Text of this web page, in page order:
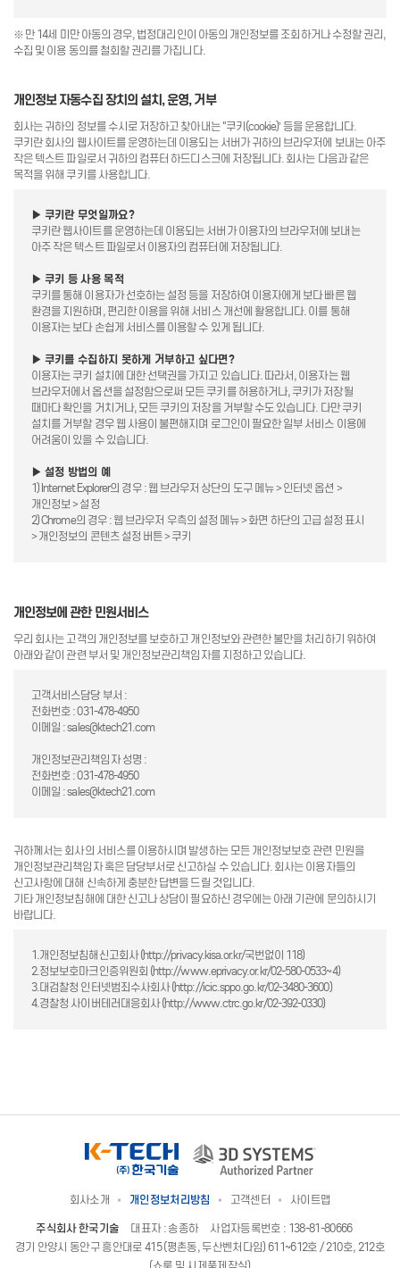
※ 만 14세 미만 아동의 경우, 법정대리인이 아동의 개인정보를 조회하거나 수정할 권리,
수집 및 이용 동의를 철회할 권리를 가집니다.
개인정보 자동수집 장치의 설치, 운영, 거부
회사는 귀하의 정보를 수시로 저장하고 찾아내는 "쿠키(cookie)’ 등을 운용합니다.
쿠키란 회사의 웹사이트를 운영하는데 이용되는 서버가 귀하의 브라우저에 보내는 아주
작은 텍스트 파일로서 귀하의 컴퓨터 하드디스크에 저장됩니다. 회사는 다음과 같은
목적을 위해 쿠키를 사용합니다.
▶ 쿠키란 무엇일까요?
쿠키란 웹사이트를 운영하는데 이용되는 서버가 이용자의 브라우저에 보내는
아주 작은 텍스트 파일로서 이용자의 컴퓨터에 저장됩니다.
▶ 쿠키 등 사용 목적
쿠키를 통해 이용자가 선호하는 설정 등을 저장하여 이용자에게 보다 빠른 웹
환경을 지원하며, 편리한 이용을 위해 서비스 개선에 활용합니다. 이를 통해
이용자는 보다 손쉽게 서비스를 이용할 수 있게 됩니다.
▶ 쿠키를 수집하지 못하게 거부하고 싶다면?
이용자는 쿠키 설치에 대한 선택권을 가지고 있습니다. 따라서, 이용자는 웹
브라우저에서 옵션을 설정함으로써 모든 쿠키를 허용하거나, 쿠키가 저장될
때마다 확인을 거치거나, 모든 쿠키의 저장을 거부할 수도 있습니다. 다만 쿠키
설치를 거부할 경우 웹 사용이 불편해지며 로그인이 필요한 일부 서비스 이용에
어려움이 있을 수 있습니다.
▶ 설정 방법의 예
1) Internet Explorer의 경우 : 웹 브라우저 상단의 도구 메뉴 > 인터넷 옵션 >
개인정보 > 설정
2) Chrome의 경우 : 웹 브라우저 우측의 설정 메뉴 > 화면 하단의 고급 설정 표시
> 개인정보의 콘텐츠 설정 버튼 > 쿠키
개인정보에 관한 민원서비스
우리 회사는 고객의 개인정보를 보호하고 개인정보와 관련한 불만을 처리하기 위하여
아래와 같이 관련 부서 및 개인정보관리책임자를 지정하고 있습니다.
고객서비스담당 부서 :
전화번호 : 031-478-4950
이메일 : sales@ktech21.com
개인정보관리책임자 성명 :
전화번호 : 031-478-4950
이메일 : sales@ktech21.com
귀하께서는 회사의 서비스를 이용하시며 발생하는 모든 개인정보보호 관련 민원을
개인정보관리책임자 혹은 담당부서로 신고하실 수 있습니다. 회사는 이용자들의
신고사항에 대해 신속하게 충분한 답변을 드릴 것입니다.
기타 개인정보침해에 대한 신고나 상담이 필요하신 경우에는 아래 기관에 문의하시기
바랍니다.
1.개인정보침해신고회사 (http://privacy.kisa.or.kr/국번없이 118)
2.정보보호마크인증위원회 (http://www.eprivacy.or.kr/02-580-0533~4)
3.대검찰청 인터넷범죄수사회사 (http://icic.sppo.go.kr/02-3480-3600)
4.경찰청 사이버테러대응회사 (http://www.ctrc.go.kr/02-392-0330)
회사소개 개인정보처리방침 고객센터 사이트맵
주식회사 한국기술 대표자 : 송종하
사업자등록번호 : 138-81-80666
경기 안양시 동안구 흥안대로 415 (평촌동, 두산벤처다임) 611~612호 / 210호, 212호